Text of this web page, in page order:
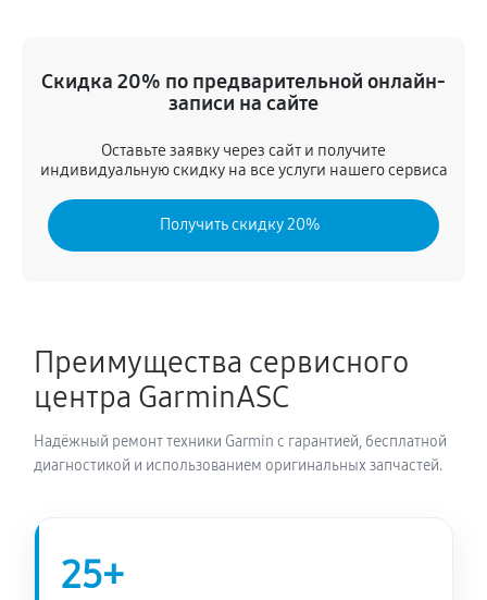
Замена аккумулятора GPS-ошейника Garmin Delta
960 руб 50 минут
Замена контроллер питания
840 руб 60 минут
Замена датчиков управления, высоты, движения
Скидка 20% по предварительной онлайн-
записи на сайте
Оставьте заявку через сайт и получите
индивидуальную скидку на все услуги нашего сервиса
Получить скидку 20%
Преимущества сервисного
центра GarminASC
Надёжный ремонт техники Garmin с гарантией, бесплатной
диагностикой и использованием оригинальных запчастей.
25+